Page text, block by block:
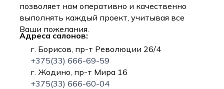
позволяет нам оперативно и качественно
выполнять каждый проект, учитывая все
Ваши пожелания.
Адреса салонов:
г. Борисов, пр-т Революции 26/4
+375(33) 666-69-59
г. Жодино, пр-т Мира 16
+375(33) 666-60-04